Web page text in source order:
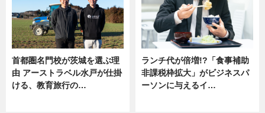
首都圏名門校が茨城を選ぶ理
由 アーストラベル水戸が仕掛
ける、教育旅行の…
ランチ代が倍増!?「食事補助
非課税枠拡大」がビジネスパ
ーソンに与えるイ…